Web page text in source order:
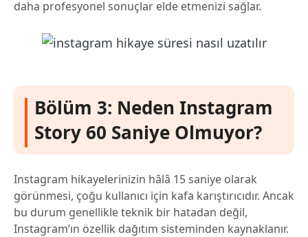
daha profesyonel sonuçlar elde etmenizi sağlar.
Bölüm 3: Neden Instagram
Story 60 Saniye Olmuyor?
Instagram hikayelerinizin hâlâ 15 saniye olarak
görünmesi, çoğu kullanıcı için kafa karıştırıcıdır. Ancak
bu durum genellikle teknik bir hatadan değil,
Instagram’ın özellik dağıtım sisteminden kaynaklanır.